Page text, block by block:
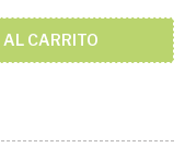
CARRITO